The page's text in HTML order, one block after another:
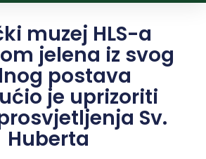
muzej HLS-a
jelena iz svog
postava
je uprizoriti
Sv.
Huberta